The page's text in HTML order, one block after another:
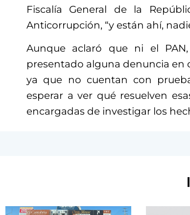
Fiscalía General de la
Anticorrupción, “y están ahí,
Aunque aclaró que ni el
presentado alguna denuncia en
ya que no cuentan con
esperar a ver qué resuelven
encargadas de investigar los